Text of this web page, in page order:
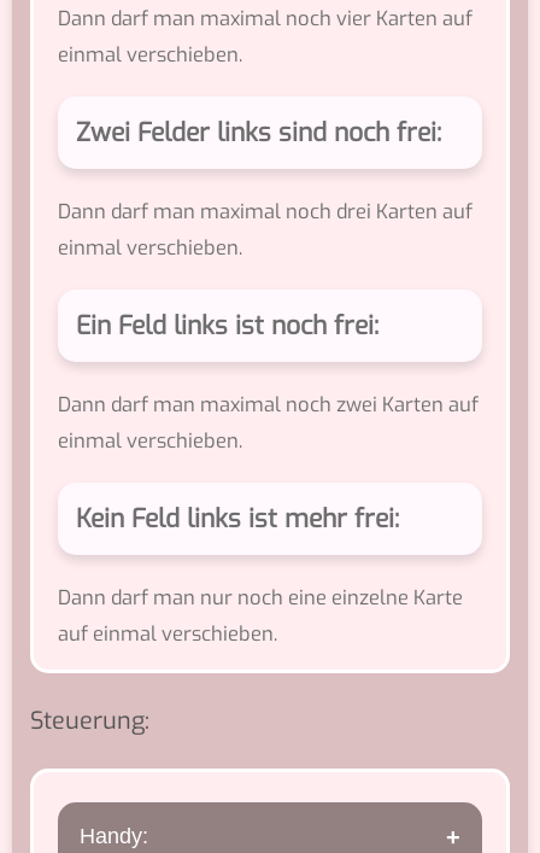
Dann darf man maximal noch vier Karten auf
einmal verschieben.
Zwei Felder links sind noch frei:
Dann darf man maximal noch drei Karten auf
einmal verschieben.
Ein Feld links ist noch frei:
Dann darf man maximal noch zwei Karten auf
einmal verschieben.
Kein Feld links ist mehr frei:
Dann darf man nur noch eine einzelne Karte
auf einmal verschieben.
Steuerung:
Handy: